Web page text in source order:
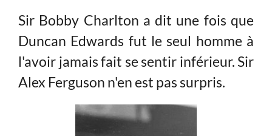
Sir Bobby Charlton a dit une fois que
Duncan Edwards fut le seul homme à
l'avoir jamais fait se sentir inférieur. Sir
Alex Ferguson n'en est pas surpris.